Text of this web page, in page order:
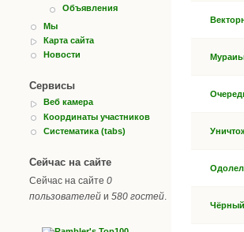
Объявления
Мы
Карта сайта
Новости
Сервисы
Веб камера
Координаты участников
Систематика (tabs)
Сейчас на сайте
Сейчас на сайте 0
пользователей и 580 гостей.